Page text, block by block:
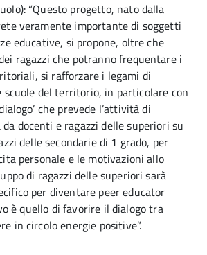
“Questo progetto, nato dalla
veramente importante di soggetti
educative, si propone, oltre che
ragazzi che potranno frequentare i
si rafforzare i legami di
scuole del territorio, in particolare con
che prevede l’attività di
docenti e ragazzi delle superiori su
delle secondarie di 1 grado, per
personale e le motivazioni allo
di ragazzi delle superiori sarà
per diventare peer educator
è quello di favorire il dialogo tra
in circolo energie positive”.